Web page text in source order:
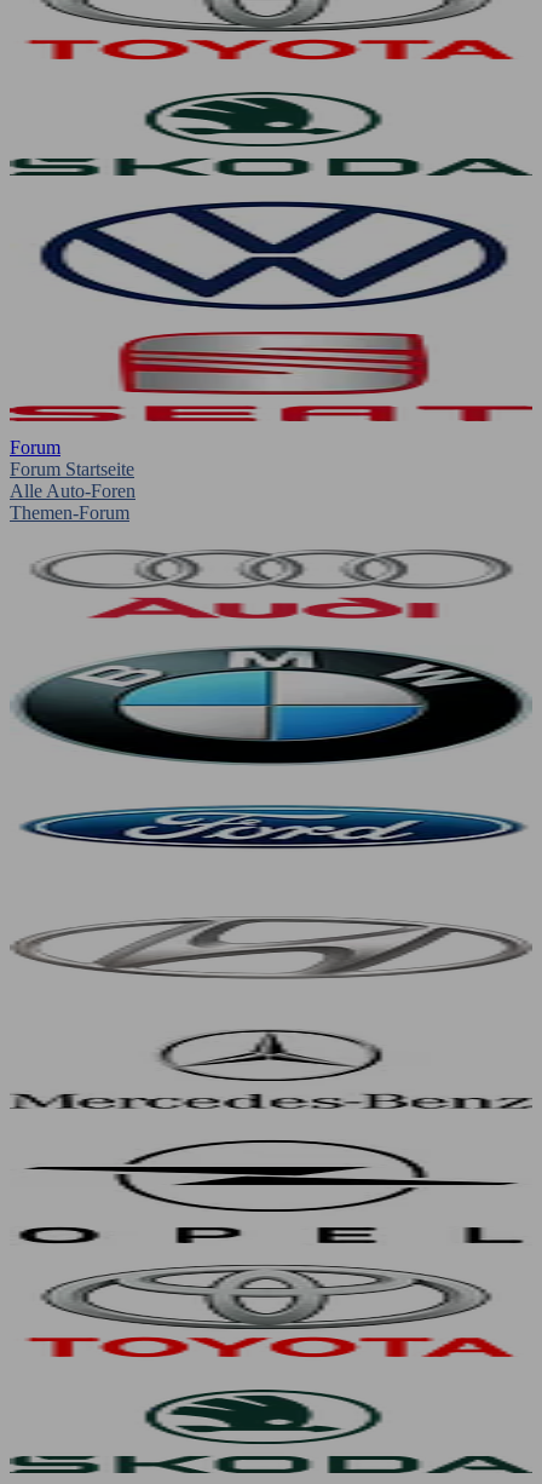
Forum
Forum Startseite
Alle Auto-Foren
Themen-Forum